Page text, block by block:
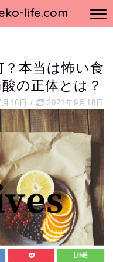
life.com
本当は怖い食
の正体とは？
16日 / 2021年9月18日